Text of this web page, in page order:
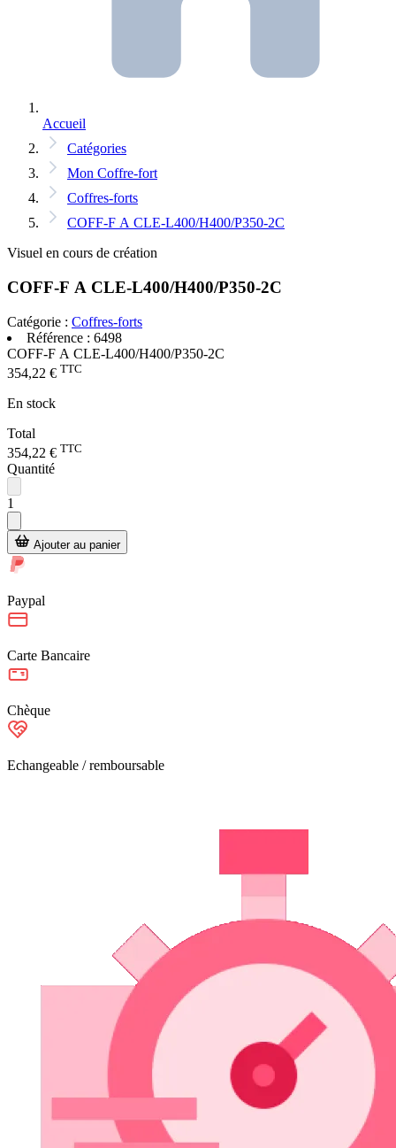
Accueil
Catégories
Mon Coffre-fort
Coffres-forts
COFF-F A CLE-L400/H400/P350-2C
Visuel en cours de création
COFF-F A CLE-L400/H400/P350-2C
Catégorie : Coffres-forts
Référence : 6498
COFF-F A CLE-L400/H400/P350-2C
354,22 € TTC
En stock
Total
354,22 € TTC
Quantité
1
Ajouter au panier
Paypal
Carte Bancaire
Chèque
Echangeable / remboursable